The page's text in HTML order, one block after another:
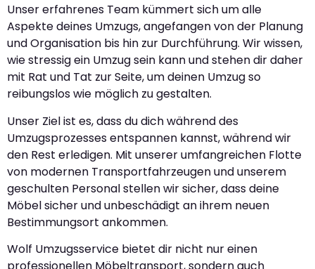
Unser erfahrenes Team kümmert sich um alle
Aspekte deines Umzugs, angefangen von der Planung
und Organisation bis hin zur Durchführung. Wir wissen,
wie stressig ein Umzug sein kann und stehen dir daher
mit Rat und Tat zur Seite, um deinen Umzug so
reibungslos wie möglich zu gestalten.
Unser Ziel ist es, dass du dich während des
Umzugsprozesses entspannen kannst, während wir
den Rest erledigen. Mit unserer umfangreichen Flotte
von modernen Transportfahrzeugen und unserem
geschulten Personal stellen wir sicher, dass deine
Möbel sicher und unbeschädigt an ihrem neuen
Bestimmungsort ankommen.
Wolf Umzugsservice bietet dir nicht nur einen